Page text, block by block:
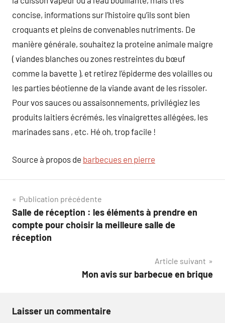
concise, informations sur l’histoire qu’ils sont bien
croquants et pleins de convenables nutriments. De
manière générale, souhaitez la proteine animale maigre
( viandes blanches ou zones restreintes du bœuf
comme la bavette ), et retirez l’épiderme des volailles ou
les parties béotienne de la viande avant de les rissoler.
Pour vos sauces ou assaisonnements, privilégiez les
produits laitiers écrémés, les vinaigrettes allégées, les
marinades sans , etc. Hé oh, trop facile !
Source à propos de barbecues en pierre
Navigation
de
l’article
Publication précédente
Salle de réception : les éléments à prendre en
compte pour choisir la meilleure salle de
réception
Article suivant
Mon avis sur barbecue en brique
Laisser un commentaire